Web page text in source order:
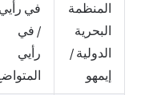
المنظمة
البحرية
الدولية /
إيمهو
في رأيي
/ في
رأيي